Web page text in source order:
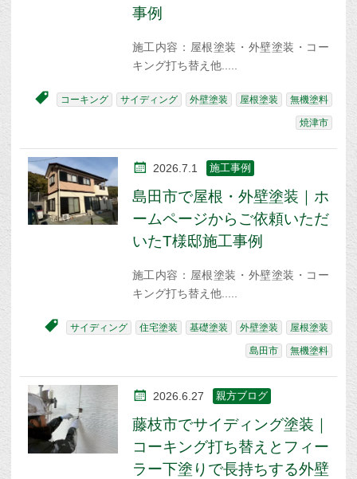
事例
施工内容：屋根塗装・外壁塗装・コー
キング打ち替え他
コーキング サイディング 外壁塗装 屋根塗装 無機塗料
焼津市
2026.7.1 施工事例
島田市で屋根・外壁塗装｜ホ
ームページからご依頼いただ
いたT様邸施工事例
施工内容：屋根塗装・外壁塗装・コー
キング打ち替え他
サイディング 住宅塗装 基礎塗装 外壁塗装 屋根塗装
島田市 無機塗料
2026.6.27 親方ブログ
藤枝市でサイディング塗装｜
コーキング打ち替えとフィー
ラー下塗りで長持ちする外壁